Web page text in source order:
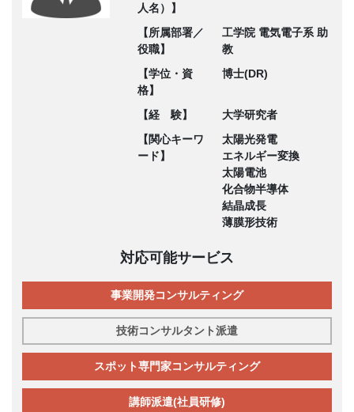
人名）】
【所属部署／
役職】
工学院 電気電子系 助
教
【学位・資
格】
博士(DR)
【経 験】
大学研究者
【関心キーワ
ード】
太陽光発電
エネルギー変換
太陽電池
化合物半導体
結晶成長
薄膜形技術
対応可能サービス
事業開発コンサルティング
技術コンサルタント派遣
スポット専門家コンサルティング
講師派遣(社員研修)